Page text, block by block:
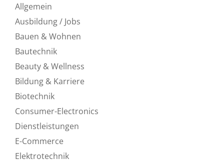
Allgemein
Ausbildung / Jobs
Bauen & Wohnen
Bautechnik
Beauty & Wellness
Bildung & Karriere
Biotechnik
Consumer-Electronics
Dienstleistungen
E-Commerce
Elektrotechnik